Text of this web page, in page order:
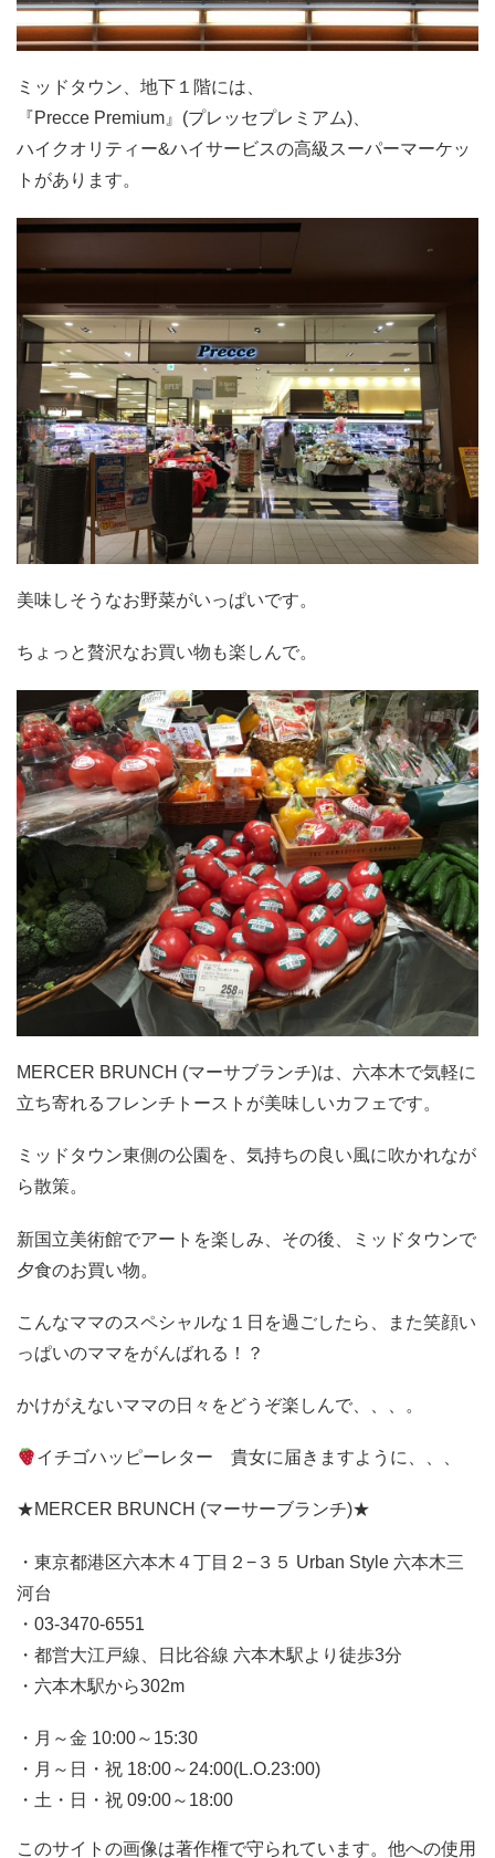
ミッドタウン、地下１階には、
『Precce Premium』(プレッセプレミアム)、
ハイクオリティー&ハイサービスの高級スーパーマーケッ
トがあります。
美味しそうなお野菜がいっぱいです。
ちょっと贅沢なお買い物も楽しんで。
MERCER BRUNCH (マーサブランチ)は、六本木で気軽に
立ち寄れるフレンチトーストが美味しいカフェです。
ミッドタウン東側の公園を、気持ちの良い風に吹かれなが
ら散策。
新国立美術館でアートを楽しみ、その後、ミッドタウンで
夕食のお買い物。
こんなママのスペシャルな１日を過ごしたら、また笑顔い
っぱいのママをがんばれる！？
かけがえないママの日々をどうぞ楽しんで、、、。
イチゴハッピーレター 貴女に届きますように、、、
★MERCER BRUNCH (マーサーブランチ)★
・東京都港区六本木４丁目２−３５ Urban Style 六本木三
河台
・03-3470-6551
・都営大江戸線、日比谷線 六本木駅より徒歩3分
・六本木駅から302m
・月～金 10:00～15:30
・月～日・祝 18:00～24:00(L.O.23:00)
・土・日・祝 09:00～18:00
このサイトの画像は著作権で守られています。他への使用